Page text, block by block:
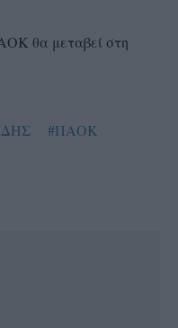
θα μεταβεί στη
#ΠΑΟΚ